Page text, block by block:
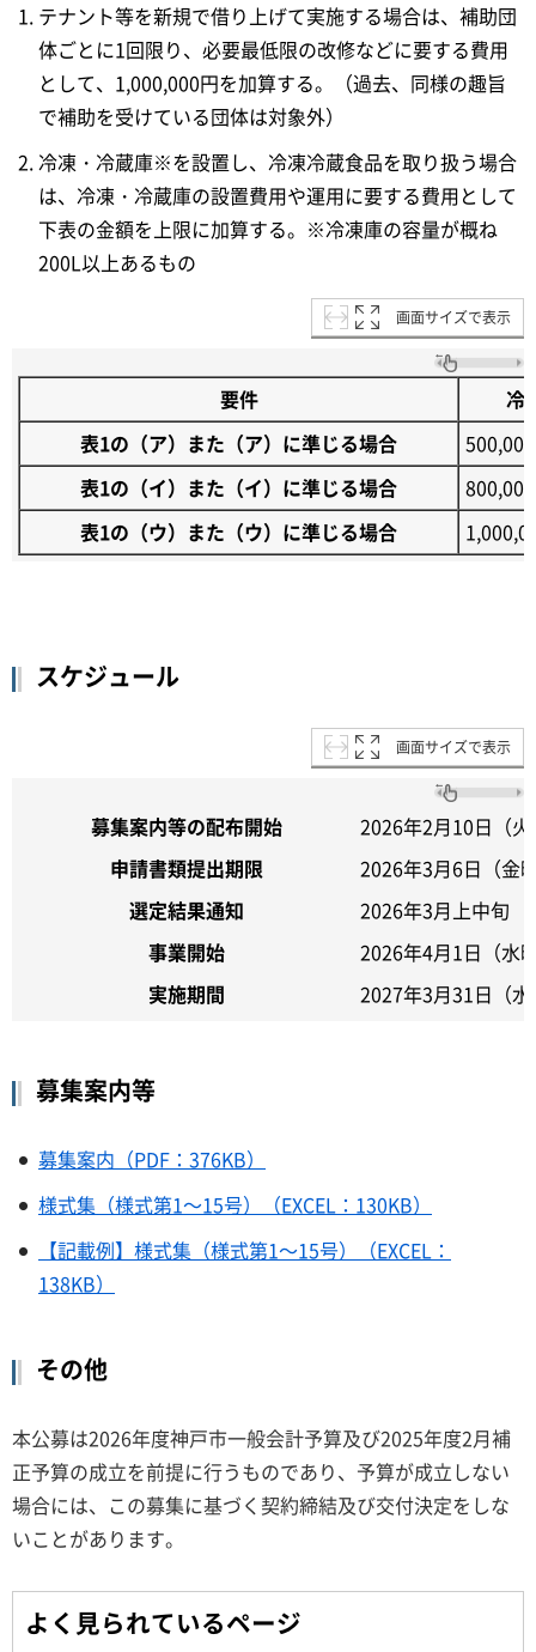
テナント等を新規で借り上げて実施する場合は、補助団
体ごとに1回限り、必要最低限の改修などに要する費用
として、1,000,000円を加算する。（過去、同様の趣旨
で補助を受けている団体は対象外）
冷凍・冷蔵庫※を設置し、冷凍冷蔵食品を取り扱う場合
は、冷凍・冷蔵庫の設置費用や運用に要する費用として
下表の金額を上限に加算する。※冷凍庫の容量が概ね
200L以上あるもの
画面サイズで表示
要件
冷
表1の（ア）また（ア）に準じる場合
表1の（イ）また（イ）に準じる場合
表1の（ウ）また（ウ）に準じる場合
スケジュール
画面サイズで表示
募集案内等の配布開始
2026年2月10日（
申請書類提出期限
2026年3月6日（金
選定結果通知
2026年3月上中旬
事業開始
2026年4月1日（水
実施期間
2027年3月31日（
募集案内等
募集案内（PDF：376KB）
様式集（様式第1～15号）（EXCEL：130KB）
【記載例】様式集（様式第1～15号）（EXCEL：
138KB）
その他
本公募は2026年度神戸市一般会計予算及び2025年度2月補
正予算の成立を前提に行うものであり、予算が成立しない
場合には、この募集に基づく契約締結及び交付決定をしな
いことがあります。
よく見られているページ